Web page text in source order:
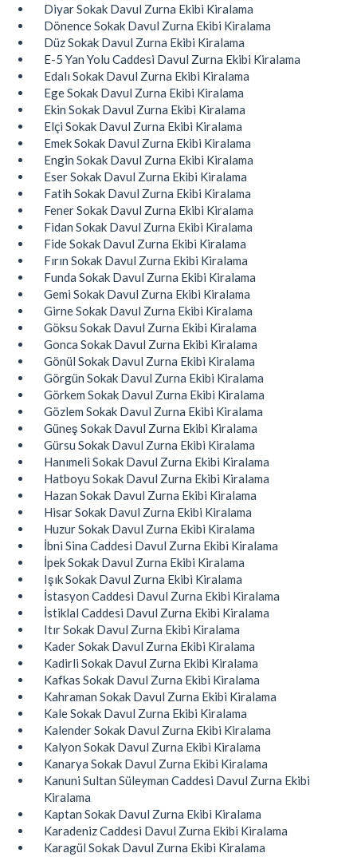
Diyar Sokak Davul Zurna Ekibi Kiralama
Dönence Sokak Davul Zurna Ekibi Kiralama
Düz Sokak Davul Zurna Ekibi Kiralama
E-5 Yan Yolu Caddesi Davul Zurna Ekibi Kiralama
Edalı Sokak Davul Zurna Ekibi Kiralama
Ege Sokak Davul Zurna Ekibi Kiralama
Ekin Sokak Davul Zurna Ekibi Kiralama
Elçi Sokak Davul Zurna Ekibi Kiralama
Emek Sokak Davul Zurna Ekibi Kiralama
Engin Sokak Davul Zurna Ekibi Kiralama
Eser Sokak Davul Zurna Ekibi Kiralama
Fatih Sokak Davul Zurna Ekibi Kiralama
Fener Sokak Davul Zurna Ekibi Kiralama
Fidan Sokak Davul Zurna Ekibi Kiralama
Fide Sokak Davul Zurna Ekibi Kiralama
Fırın Sokak Davul Zurna Ekibi Kiralama
Funda Sokak Davul Zurna Ekibi Kiralama
Gemi Sokak Davul Zurna Ekibi Kiralama
Girne Sokak Davul Zurna Ekibi Kiralama
Göksu Sokak Davul Zurna Ekibi Kiralama
Gonca Sokak Davul Zurna Ekibi Kiralama
Gönül Sokak Davul Zurna Ekibi Kiralama
Görgün Sokak Davul Zurna Ekibi Kiralama
Görkem Sokak Davul Zurna Ekibi Kiralama
Gözlem Sokak Davul Zurna Ekibi Kiralama
Güneş Sokak Davul Zurna Ekibi Kiralama
Gürsu Sokak Davul Zurna Ekibi Kiralama
Hanımeli Sokak Davul Zurna Ekibi Kiralama
Hatboyu Sokak Davul Zurna Ekibi Kiralama
Hazan Sokak Davul Zurna Ekibi Kiralama
Hisar Sokak Davul Zurna Ekibi Kiralama
Huzur Sokak Davul Zurna Ekibi Kiralama
İbni Sina Caddesi Davul Zurna Ekibi Kiralama
İpek Sokak Davul Zurna Ekibi Kiralama
Işık Sokak Davul Zurna Ekibi Kiralama
İstasyon Caddesi Davul Zurna Ekibi Kiralama
İstiklal Caddesi Davul Zurna Ekibi Kiralama
Itır Sokak Davul Zurna Ekibi Kiralama
Kader Sokak Davul Zurna Ekibi Kiralama
Kadirli Sokak Davul Zurna Ekibi Kiralama
Kafkas Sokak Davul Zurna Ekibi Kiralama
Kahraman Sokak Davul Zurna Ekibi Kiralama
Kale Sokak Davul Zurna Ekibi Kiralama
Kalender Sokak Davul Zurna Ekibi Kiralama
Kalyon Sokak Davul Zurna Ekibi Kiralama
Kanarya Sokak Davul Zurna Ekibi Kiralama
Kanuni Sultan Süleyman Caddesi Davul Zurna Ekibi
Kiralama
Kaptan Sokak Davul Zurna Ekibi Kiralama
Karadeniz Caddesi Davul Zurna Ekibi Kiralama
Karagül Sokak Davul Zurna Ekibi Kiralama